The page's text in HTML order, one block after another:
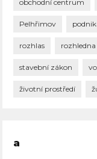
obchodní centrum
Pelhřimov
rozhlas rozhledna
stavební zákon
životní prostředí
a